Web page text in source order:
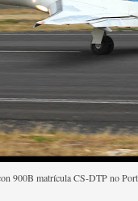
900B matrícula CS-DTP no